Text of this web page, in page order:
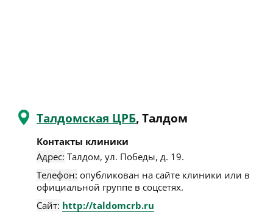
Талдомская ЦРБ, Талдом
Контакты клиники
Адрес: Талдом, ул. Победы, д. 19.
Телефон: опубликован на сайте клиники или в
официальной группе в соцсетях.
Сайт: http://taldomcrb.ru